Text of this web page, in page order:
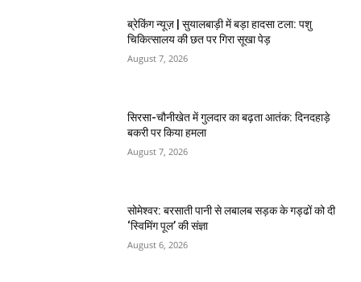
ब्रेकिंग न्यूज़ | सुयालबाड़ी में बड़ा हादसा टला: पशु
चिकित्सालय की छत पर गिरा सूखा पेड़
August 7, 2026
सिरसा-चौनीखेत में गुलदार का बढ़ता आतंक: दिनदहाड़े
बकरी पर किया हमला
August 7, 2026
सोमेश्वर: बरसाती पानी से लबालब सड़क के गड्ढों को दी
‘स्विमिंग पूल’ की संज्ञा
August 6, 2026